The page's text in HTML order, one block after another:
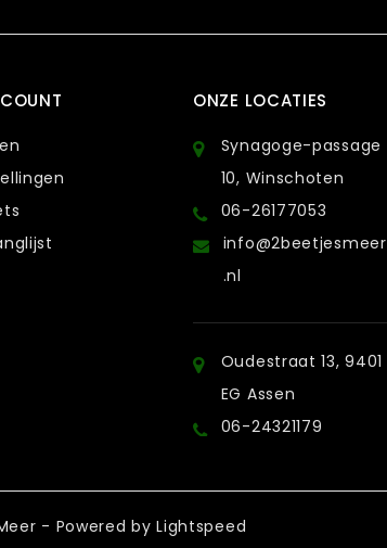
ONZE LOCATIES
Synagoge-passage
10, Winschoten
06-26177053
info@2beetjesmeer
.nl
Oudestraat 13, 9401
EG Assen
06-24321179
- Powered byLightspeed